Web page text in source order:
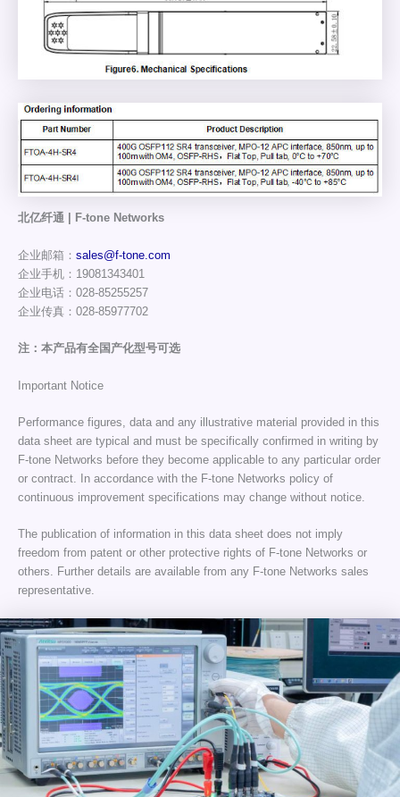
北亿纤通 | F-tone Networks
企业邮箱： sales@f-tone.com
企业手机：19081343401
企业电话：028-85255257
企业传真：028-85977702
注：本产品有全国产化型号可选
Important Notice
Performance figures, data and any illustrative material provided in this
data sheet are typical and must be specifically confirmed in writing by
F-tone Networks before they become applicable to any particular order
or contract. In accordance with the F-tone Networks policy of
continuous improvement specifications may change without notice.
The publication of information in this data sheet does not imply
freedom from patent or other protective rights of F-tone Networks or
others. Further details are available from any F-tone Networks sales
representative.